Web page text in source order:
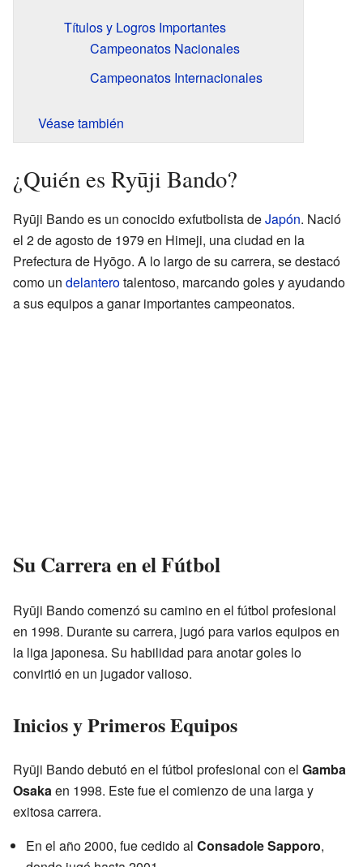
Títulos y Logros Importantes
Campeonatos Nacionales
Campeonatos Internacionales
Véase también
¿Quién es Ryūji Bando?
Ryūji Bando es un conocido exfutbolista deJapón. Nació
el 2 de agosto de 1979 en Himeji, una ciudad en la
Prefectura de Hyōgo. A lo largo de su carrera, se destacó
como un delanterotalentoso, marcando goles y ayudando
a sus equipos a ganar importantes campeonatos.
Su Carrera en el Fútbol
Ryūji Bando comenzó su camino en el fútbol profesional
en 1998. Durante su carrera, jugó para varios equipos en
la liga japonesa. Su habilidad para anotar goles lo
convirtió en un jugador valioso.
Inicios y Primeros Equipos
Ryūji Bando debutó en el fútbol profesional con el Gamba
Osakaen 1998. Este fue el comienzo de una larga y
exitosa carrera.
En el año 2000, fue cedido al Consadole Sapporo,